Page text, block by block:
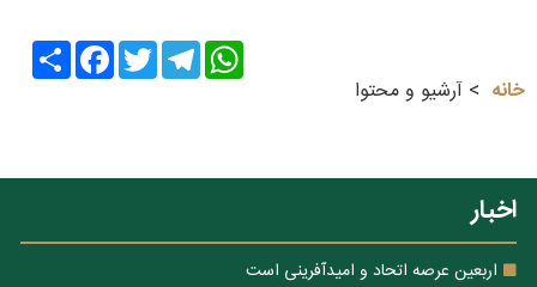
Share
FacebookTwitter
Telegram
WhatsApp
خانه
آرشیو و محتوا
اخبار
اربعین عرصه اتحاد و امیدآفرینی است